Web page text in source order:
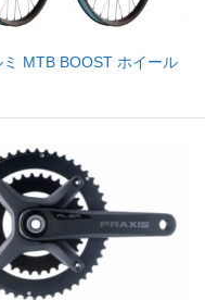
MTB BOOST ホイール